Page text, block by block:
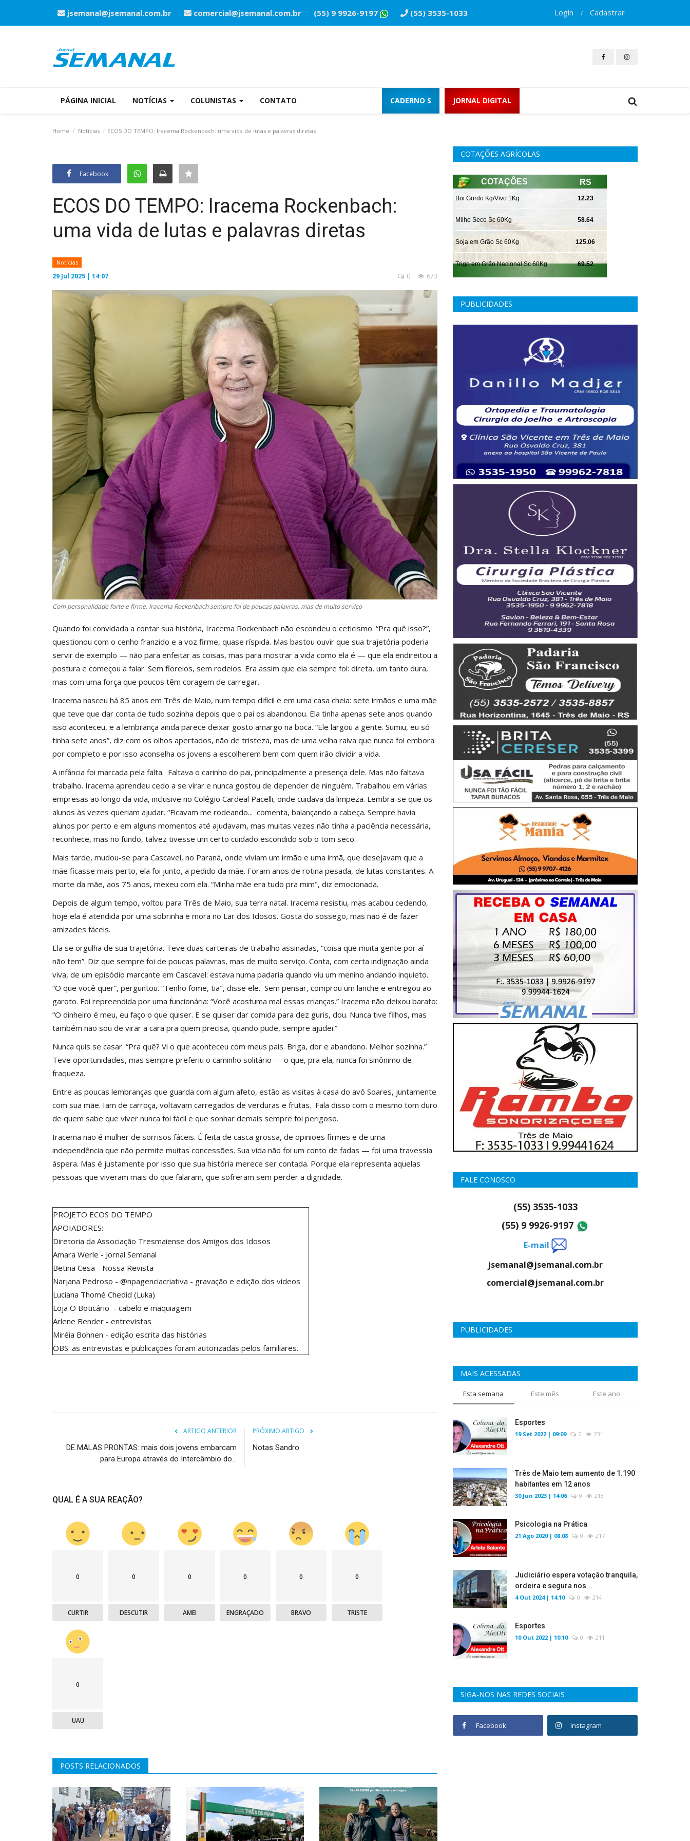
jsemanal@jsemanal.com.br comercial@jsemanal.com.br (55) 9 9926-9197 (55) 3535-1033 Login / Cadastrar
PÁGINA INICIAL NOTÍCIAS COLUNISTAS CONTATO CADERNO S JORNAL DIGITAL
Home Notícias ECOS DO TEMPO: Iracema Rockenbach: uma vida de lutas e palavras diretas
Facebook
ECOS DO TEMPO: Iracema Rockenbach:
uma vida de lutas e palavras diretas
Notícias
29 Jul 2025 | 14:07 673
0
Com personalidade forte e firme, Iracema Rockenbach sempre foi de poucas palavras, mas de muito serviço
Quando foi convidada a contar sua história, Iracema Rockenbach não escondeu o ceticismo. “Pra quê isso?”,
questionou com o cenho franzido e a voz firme, quase ríspida. Mas bastou ouvir que sua trajetória poderia
servir de exemplo — não para enfeitar as coisas, mas para mostrar a vida como ela é — que ela endireitou a
postura e começou a falar. Sem floreios, sem rodeios. Era assim que ela sempre foi: direta, um tanto dura,
mas com uma força que poucos têm coragem de carregar.
Iracema nasceu há 85 anos em Três de Maio, num tempo difícil e em uma casa cheia: sete irmãos e uma mãe
que teve que dar conta de tudo sozinha depois que o pai os abandonou. Ela tinha apenas sete anos quando
isso aconteceu, e a lembrança ainda parece deixar gosto amargo na boca. “Ele largou a gente. Sumiu, eu só
tinha sete anos”, diz com os olhos apertados, não de tristeza, mas de uma velha raiva que nunca foi embora
por completo e por isso aconselha os jovens a escolherem bem com quem irão dividir a vida.
A infância foi marcada pela falta. Faltava o carinho do pai, principalmente a presença dele. Mas não faltava
trabalho. Iracema aprendeu cedo a se virar e nunca gostou de depender de ninguém. Trabalhou em várias
empresas ao longo da vida, inclusive no Colégio Cardeal Pacelli, onde cuidava da limpeza. Lembra-se que os
alunos às vezes queriam ajudar. “Ficavam me rodeando... comenta, balançando a cabeça. Sempre havia
alunos por perto e em alguns momentos até ajudavam, mas muitas vezes não tinha a paciência necessária,
reconhece, mas no fundo, talvez tivesse um certo cuidado escondido sob o tom seco.
Mais tarde, mudou-se para Cascavel, no Paraná, onde viviam um irmão e uma irmã, que desejavam que a
mãe ficasse mais perto, ela foi junto, a pedido da mãe. Foram anos de rotina pesada, de lutas constantes. A
morte da mãe, aos 75 anos, mexeu com ela. “Minha mãe era tudo pra mim", diz emocionada.
Depois de algum tempo, voltou para Três de Maio, sua terra natal. Iracema resistiu, mas acabou cedendo,
hoje ela é atendida por uma sobrinha e mora no Lar dos Idosos. Gosta do sossego, mas não é de fazer
amizades fáceis.
Ela se orgulha de sua trajetória. Teve duas carteiras de trabalho assinadas, “coisa que muita gente por aí
não tem”. Diz que sempre foi de poucas palavras, mas de muito serviço. Conta, com certa indignação ainda
viva, de um episódio marcante em Cascavel: estava numa padaria quando viu um menino andando inquieto.
“O que você quer”, perguntou. “Tenho fome, tia", disse ele. Sem pensar, comprou um lanche e entregou ao
garoto. Foi repreendida por uma funcionária: “Você acostuma mal essas crianças.” Iracema não deixou barato:
“O dinheiro é meu, eu faço o que quiser. E se quiser dar comida para dez guris, dou. Nunca tive filhos, mas
também não sou de virar a cara pra quem precisa, quando pude, sempre ajudei.”
Nunca quis se casar. “Pra quê? Vi o que aconteceu com meus pais. Briga, dor e abandono. Melhor sozinha.”
Teve oportunidades, mas sempre preferiu o caminho solitário — o que, pra ela, nunca foi sinônimo de
fraqueza.
Entre as poucas lembranças que guarda com algum afeto, estão as visitas à casa do avô Soares, juntamente
com sua mãe. Iam de carroça, voltavam carregados de verduras e frutas. Fala disso com o mesmo tom duro
de quem sabe que viver nunca foi fácil e que sonhar demais sempre foi perigoso.
Iracema não é mulher de sorrisos fáceis. É feita de casca grossa, de opiniões firmes e de uma
independência que não permite muitas concessões. Sua vida não foi um conto de fadas — foi uma travessia
áspera. Mas é justamente por isso que sua história merece ser contada. Porque ela representa aquelas
pessoas que viveram mais do que falaram, que sofreram sem perder a dignidade.
PROJETO ECOS DO TEMPO
APOIADORES:
Diretoria da Associação Tresmaiense dos Amigos dos Idosos
Amara Werle - Jornal Semanal
Betina Cesa - Nossa Revista
Narjana Pedroso - @npagenciacriativa - gravação e edição dos vídeos
Luciana Thomé Chedid (Luka)
Loja O Boticário - cabelo e maquiagem
Arlene Bender - entrevistas
Miréia Bohnen - edição escrita das histórias
OBS: as entrevistas e publicações foram autorizadas pelos familiares.
ARTIGO ANTERIOR
DE MALAS PRONTAS: mais dois jovens embarcam
para Europa através do Intercâmbio do...
PRÓXIMO ARTIGO
Notas Sandro
QUAL É A SUA REAÇÃO?
0
CURTIR
0
DESCUTIR
0
AMEI
0
ENGRAÇADO
0
BRAVO
0
TRISTE
0
UAU
POSTS RELACIONADOS
COTAÇÕES AGRÍCOLAS
PUBLICIDADES
FALE CONOSCO
(55) 3535-1033
(55) 9 9926-9197
E-mail
jsemanal@jsemanal.com.br
comercial@jsemanal.com.br
PUBLICIDADES
MAIS ACESSADAS
Esta semana Este mês Este ano
Esportes
19 Set 2022 | 09:09 0 231
Três de Maio tem aumento de 1.190
habitantes em 12 anos
30 Jun 2023 | 14:06 0 218
Psicologia na Prática
21 Ago 2020 | 08:08 0 217
Judiciário espera votação tranquila,
ordeira e segura nos...
4 Out 2024 | 14:10 0 214
Esportes
10 Out 2022 | 10:10 0 211
SIGA-NOS NAS REDES SOCIAIS
Facebook Instagram